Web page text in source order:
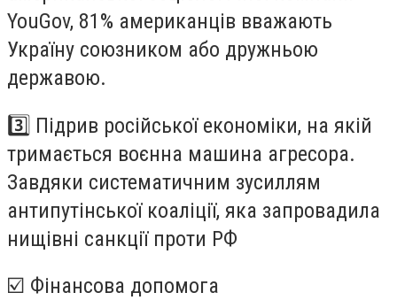
YouGov, 81% американців вважають
Україну союзником або дружньою
державою.
3️⃣ Підрив російської економіки, на якій
тримається воєнна машина агресора.
Завдяки систематичним зусиллям
антипутінської коаліції, яка запровадила
нищівні санкції проти РФ
☑️ Фінансова допомога